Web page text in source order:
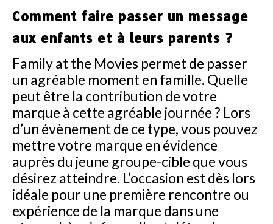
Comment faire passer un message
aux enfants et à leurs parents ?
Family at the Movies permet de passer
un agréable moment en famille. Quelle
peut être la contribution de votre
marque à cette agréable journée ? Lors
d’un évènement de ce type, vous pouvez
mettre votre marque en évidence
auprès du jeune groupe-cible que vous
désirez atteindre. L’occasion est dès lors
idéale pour une première rencontre ou
expérience de la marque dans une